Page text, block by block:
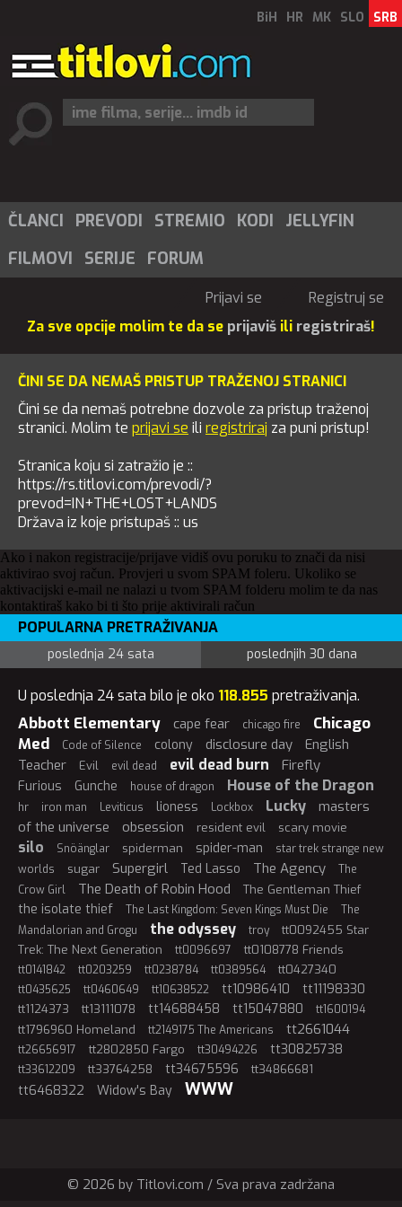
BiH HR MK SLO SRB
ČLANCI PREVODI STREMIO KODI
JELLYFIN
FILMOVI
SERIJE FORUM
Prijavi se
Registruj se
Za sve opcije molim te da se prijaviš ili registriraš!
ČINI SE DA NEMAŠ PRISTUP TRAŽENOJ STRANICI
Čini se da nemaš potrebne dozvole za pristup traženoj
stranici. Molim te prijavi se ili registriraj za puni pristup!
Stranica koju si zatražio je ::
https://rs.titlovi.com/prevodi/?
prevod=IN+THE+LOST+LANDS
Država iz koje pristupaš :: us
Ako i nakon registracije/prijave vidiš ovu poruku to znači da nisi
aktivirao svoj račun. Provjeri u svom SPAM foleru. Ukoliko se
aktivacijski e-mail ne nalazi u tvom SPAM folderu molim te da nas
kontaktiraš kako bi ti što prije aktivirali račun
POPULARNA PRETRAŽIVANJA
poslednja 24 sata poslednjih 30 dana
U poslednja 24 sata bilo je oko 118.855 pretraživanja.
Abbott Elementary cape fear chicago fire
Chicago
Med
Code of Silence colony disclosure day
English
Teacher
Evil evil dead evil dead burn Firefly
Furious Gunche house of dragon House of the Dragon
hr iron man Leviticus lioness Lockbox Lucky
masters
of the universe
obsession resident evil scary movie
silo Snöänglar spiderman spider-man
star trek strange new
worlds
sugar Supergirl Ted Lasso The Agency
The
Crow Girl
The Death of Robin Hood The Gentleman Thief
the isolate thief The Last Kingdom: Seven Kings Must Die
The
Mandalorian and Grogu
the odyssey troy
tt0092455 Star
Trek: The Next Generation
tt0096697 tt0108778 Friends
tt0141842 tt0203259 tt0238784 tt0389564 tt0427340
tt0435625 tt0460649 tt10638522 tt10986410 tt11198330
tt1124373 tt13111078 tt14688458 tt15047880 tt1600194
tt1796960 Homeland tt2149175 The Americans tt2661044
tt26656917 tt2802850 Fargo tt30494226 tt30825738
tt33612209 tt33764258 tt34675596 tt34866681
tt6468322 Widow's Bay WWW
© 2026 by Titlovi.com / Sva prava zadržana